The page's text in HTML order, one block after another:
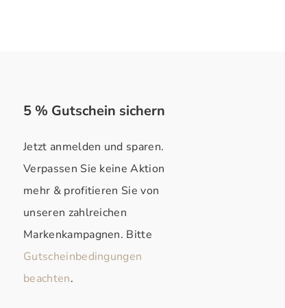
5 % Gutschein sichern
Jetzt anmelden und sparen.
Verpassen Sie keine Aktion
mehr & profitieren Sie von
unseren zahlreichen
Markenkampagnen. Bitte
Gutscheinbedingungen
beachten.